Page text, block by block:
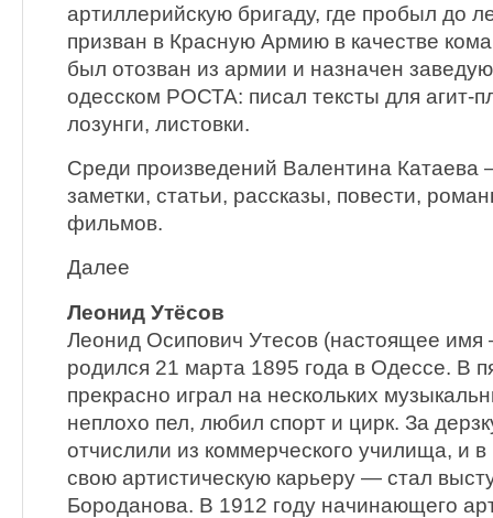
артиллерийскую бригаду, где пробыл до
призван в Красную Армию в качестве
был отозван из армии и назначен
одесском РОСТА: писал тексты для агит-
лозунги, листовки.
Среди произведений Валентина
заметки, статьи, рассказы, повести,
фильмов.
Далее
Леонид Утёсов
Леонид Осипович Утесов (настоящее
родился 21 марта 1895 года в Одессе. В
прекрасно играл на нескольких
неплохо пел, любил спорт и цирк. За
отчислили из коммерческого училища, и
свою артистическую карьеру — стал
Бороданова. В 1912 году начинающего